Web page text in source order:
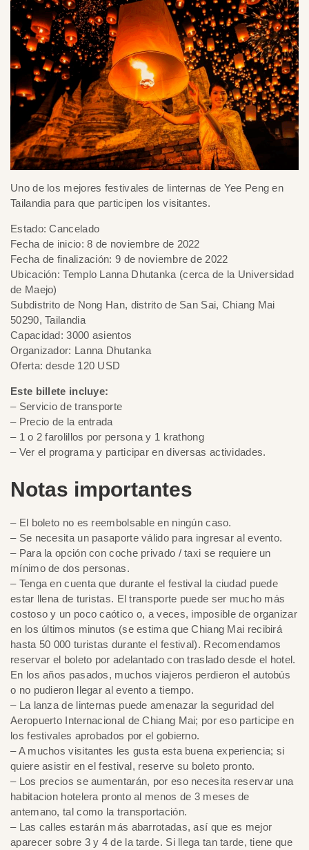
Uno de los mejores festivales de linternas de Yee Peng en
Tailandia para que participen los visitantes.
Estado: Cancelado
Fecha de inicio: 8 de noviembre de 2022
Fecha de finalización: 9 de noviembre de 2022
Ubicación: Templo Lanna Dhutanka (cerca de la Universidad
de Maejo)
Subdistrito de Nong Han, distrito de San Sai, Chiang Mai
50290, Tailandia
Capacidad: 3000 asientos
Organizador: Lanna Dhutanka
Oferta: desde 120 USD
Este billete incluye:
– Servicio de transporte
– Precio de la entrada
– 1 o 2 farolillos por persona y 1 krathong
– Ver el programa y participar en diversas actividades.
Notas importantes
– El boleto no es reembolsable en ningún caso.
– Se necesita un pasaporte válido para ingresar al evento.
– Para la opción con coche privado / taxi se requiere un
mínimo de dos personas.
– Tenga en cuenta que durante el festival la ciudad puede
estar llena de turistas. El transporte puede ser mucho más
costoso y un poco caótico o, a veces, imposible de organizar
en los últimos minutos (se estima que Chiang Mai recibirá
hasta 50 000 turistas durante el festival). Recomendamos
reservar el boleto por adelantado con traslado desde el hotel.
En los años pasados, muchos viajeros perdieron el autobús
o no pudieron llegar al evento a tiempo.
– La lanza de linternas puede amenazar la seguridad del
Aeropuerto Internacional de Chiang Mai; por eso participe en
los festivales aprobados por el gobierno.
– A muchos visitantes les gusta esta buena experiencia; si
quiere asistir en el festival, reserve su boleto pronto.
– Los precios se aumentarán, por eso necesita reservar una
habitacion hotelera pronto al menos de 3 meses de
antemano, tal como la transportación.
– Las calles estarán más abarrotadas, así que es mejor
aparecer sobre 3 y 4 de la tarde. Si llega tan tarde, tiene que